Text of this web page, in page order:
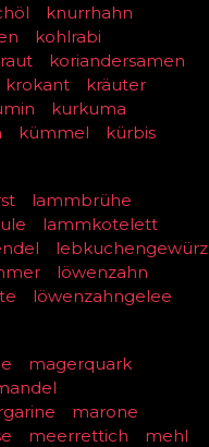
knurrhahn
kohlrabi
koriandersamen
krokant
kräuter
kurkuma
kümmel
kürbis
lammbrühe
lammkotelett
lebkuchengewürz
löwenzahn
löwenzahngelee
magerquark
marone
meerrettich
mehl